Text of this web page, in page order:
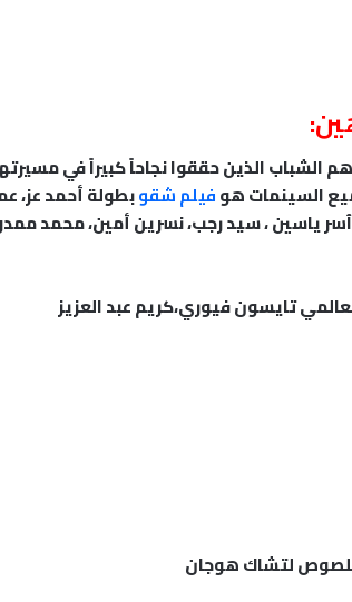
الشباب الذين حققوا نجاحاً كبيراً في
السينمات هوفيلم شقوبطولة أحمد عز،
ياسين ، سيد رجب، نسرين أمين، محمد
تايسون فيوري،كريم عبد العزيز
لتشاك هوجان